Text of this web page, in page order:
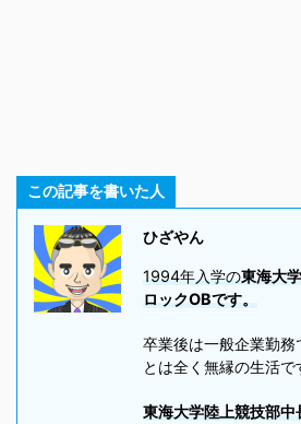
この記事を書いた人
ひざやん
1994年入学の東海大
ロックOBです。
卒業後は一般企業勤
とは全く無縁の生活で
東海大学陸上競技部